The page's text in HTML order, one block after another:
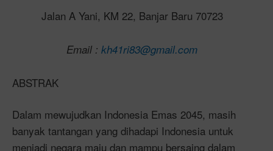
Jalan A Yani, KM 22, Banjar Baru 70723
Email : kh41ri83@gmail.com
ABSTRAK
Dalam mewujudkan Indonesia Emas 2045, masih
banyak tantangan yang dihadapi Indonesia untuk
menjadi negara maju dan mampu bersaing dalam